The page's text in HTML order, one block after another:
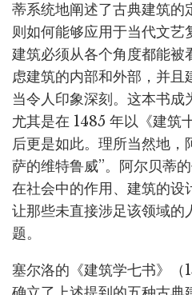
蒂系统地阐述了古典建筑的
则如何能够应用于当代文艺
建筑必须从各个角度都能被
虑建筑的内部和外部，并且
当令人印象深刻。这本书成
尤其是在 1485 年以《建筑
后更是如此。理所当然地，
萨的维特鲁威”。阿尔贝蒂
在社会中的作用、建筑的设
让那些未直接涉足该领域的
题。
塞尔洛的《建筑学七书》（